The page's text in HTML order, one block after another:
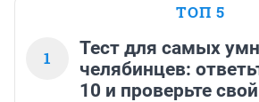
ТОП 5
1
Тест для самых
челябинцев:
10 и проверьте